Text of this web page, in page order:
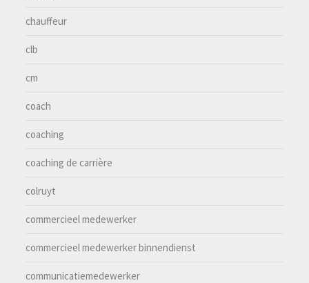
chauffeur
clb
cm
coach
coaching
coaching de carrière
colruyt
commercieel medewerker
commercieel medewerker binnendienst
communicatiemedewerker